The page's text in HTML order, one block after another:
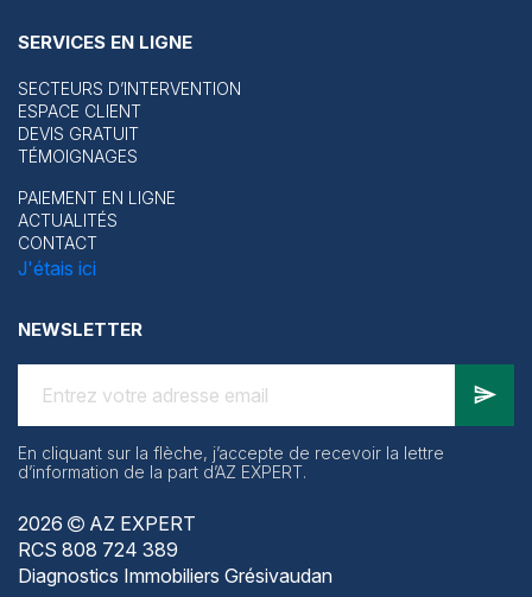
SERVICES EN LIGNE
SECTEURS D’INTERVENTION
ESPACE CLIENT
DEVIS GRATUIT
TÉMOIGNAGES
PAIEMENT EN LIGNE
ACTUALITÉS
CONTACT
J'étais ici
NEWSLETTER
En cliquant sur la flèche, j’accepte de recevoir la lettre
d’information de la part d’AZ EXPERT.
2026
AZ EXPERT
RCS 808 724 389
Diagnostics Immobiliers Grésivaudan